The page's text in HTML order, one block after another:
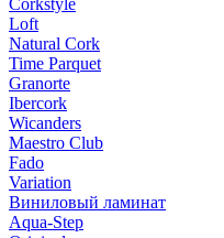
Corkstyle
Loft
Natural Cork
Time Parquet
Granorte
Ibercork
Wicanders
Мaestro Club
Fado
Variation
Виниловый ламинат
Aqua-Step